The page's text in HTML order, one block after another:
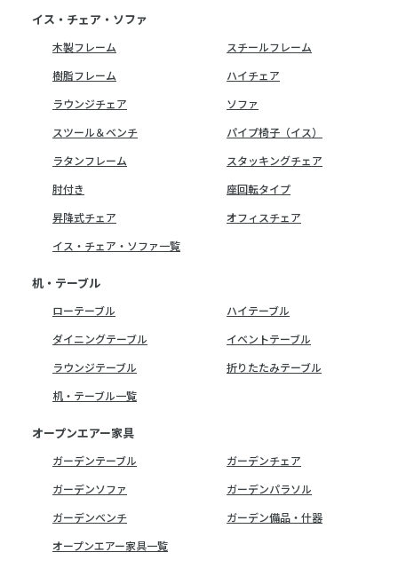
イス・チェア・ソファ
木製フレーム
スチールフレーム
樹脂フレーム
ハイチェア
ラウンジチェア
ソファ
スツール＆ベンチ
パイプ椅子（イス）
ラタンフレーム
スタッキングチェア
肘付き
座回転タイプ
昇降式チェア
オフィスチェア
イス・チェア・ソファ一覧
机・テーブル
ローテーブル
ハイテーブル
ダイニングテーブル
イベントテーブル
ラウンジテーブル
折りたたみテーブル
机・テーブル一覧
オープンエアー家具
ガーデンテーブル
ガーデンチェア
ガーデンソファ
ガーデンパラソル
ガーデンベンチ
ガーデン備品・什器
オープンエアー家具一覧